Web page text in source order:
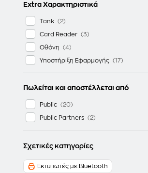
Extra Χαρακτηριστικά
Tank
Card Reader
Οθόνη
Υποστήριξη Εφαρμογής
Πωλείται και αποστέλλεται από
Public
Public Partners
Σχετικές κατηγορίες
Εκτυπωτές με Bluetooth